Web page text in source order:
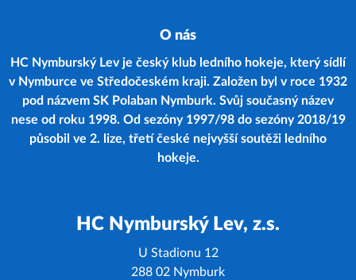
O nás
HC Nymburský Lev je český klub ledního hokeje, který sídlí
v Nymburce ve Středočeském kraji. Založen byl v roce 1932
pod názvem SK Polaban Nymburk. Svůj současný název
nese od roku 1998. Od sezóny 1997/98 do sezóny 2018/19
působil ve 2. lize, třetí české nejvyšší soutěži ledního
hokeje.
HC Nymburský Lev, z.s.
U Stadionu 12
288 02 Nymburk